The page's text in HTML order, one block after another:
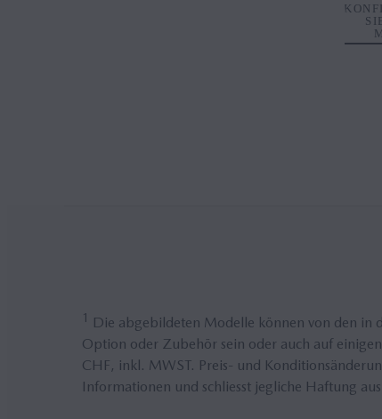
1 Die abgebildeten Modelle können von den in
Option oder Zubehör sein oder auch auf
CHF, inkl. MWST. Preis- und
Informationen und schliesst jegliche Haftung